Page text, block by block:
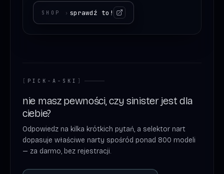
SHOP › sprawdź to!
PICK-A-SKI
nie masz pewności, czy sinister jest dla
ciebie?
Odpowiedz na kilka krótkich pytań, a selektor nart
dopasuje właściwe narty spośród ponad 800 modeli
— za darmo, bez rejestracji.